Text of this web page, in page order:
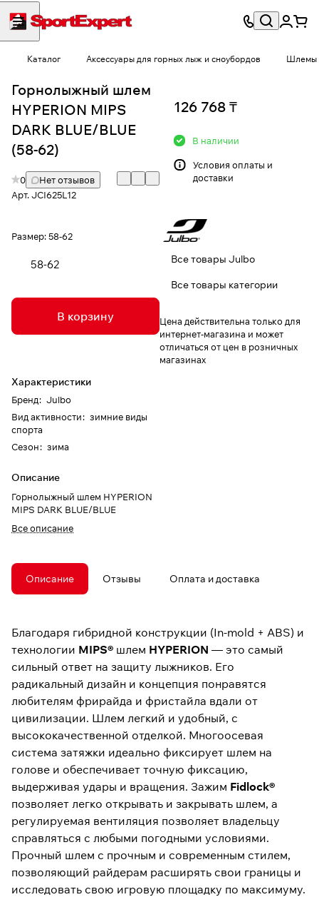
Каталог Аксессуары для горных лыж и сноубордов Шлемы
Горнолыжный шлем
HYPERION MIPS
DARK BLUE/BLUE
(58-62)
0
Нет отзывов
Арт.JCI625L12
Размер:58-62
58-62
В корзину
Характеристики
Бренд: Julbo
Вид активности: зимние виды
спорта
Сезон: зима
Описание
Горнолыжный шлем HYPERION
MIPS DARK BLUE/BLUE
Все описание
126 768 ₸
В наличии
Условия оплаты и
доставки
Все товары Julbo
Все товары категории
Цена действительна только для
интернет-магазина и может
отличаться от цен в розничных
магазинах
Описание Отзывы Оплата и доставка
Благодаря гибридной конструкции (In-mold + ABS) и
технологии MIPS® шлем HYPERION — это самый
сильный ответ на защиту лыжников. Его
радикальный дизайн и концепция понравятся
любителям фрирайда и фристайла вдали от
цивилизации. Шлем легкий и удобный, с
высококачественной отделкой. Многоосевая
система затяжки идеально фиксирует шлем на
голове и обеспечивает точную фиксацию,
выдерживая удары и вращения. Зажим Fidlock®
позволяет легко открывать и закрывать шлем, а
регулируемая вентиляция позволяет владельцу
справляться с любыми погодными условиями.
Прочный шлем с прочным и современным стилем,
позволяющий райдерам расширять свои границы и
исследовать свою игровую площадку по максимуму.